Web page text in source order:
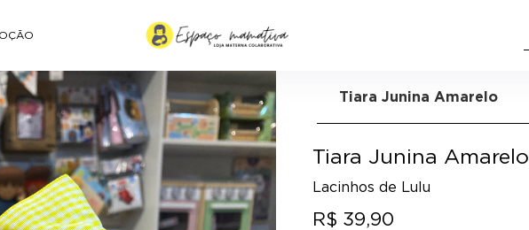
Tiara Junina Amarelo
Tiara Junina Amarelo
Lacinhos de Lulu
R$ 39,90